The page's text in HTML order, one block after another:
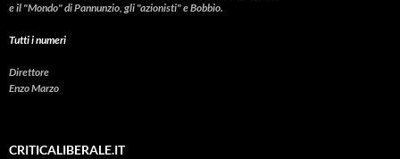
e il "Mondo" di Pannunzio, gli "azionisti" e Bobbio.
Tutti i numeri
Direttore
Enzo Marzo
CRITICALIBERALE.IT